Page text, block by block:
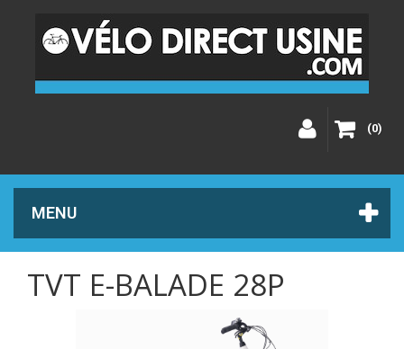
(0)
MENU
TVT E-BALADE 28P